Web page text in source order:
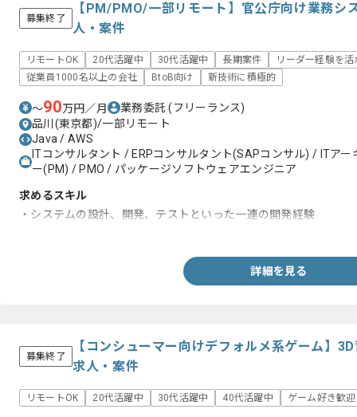
募集終了
【PM/PMO/一部リモート】官公庁向け業務シ
人・案件
リモートOK 20代活躍中 30代活躍中 長期案件
リーダー経験を活
従業員1000名以上の会社
BtoB向け 新技術に積極的
〜90万円／月 業務委託(フリーランス)
品川(東京都)/一部リモート
Java / AWS
ITコンサルタント / ERPコンサルタント(SAPコンサル) / ITア
ー(PM) / PMO / パッケージソフトウェアエンジニア
求めるスキル
・システムの設計、開発、テストといった一連の開発経験
詳細を見る
募集終了
【コンシューマー向けデフォルメ系ゲーム】
求人・案件
リモートOK 20代活躍中 30代活躍中 40代活躍中 ゲーム好き歓迎